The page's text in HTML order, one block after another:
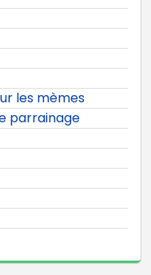
les mèmes
parrainage